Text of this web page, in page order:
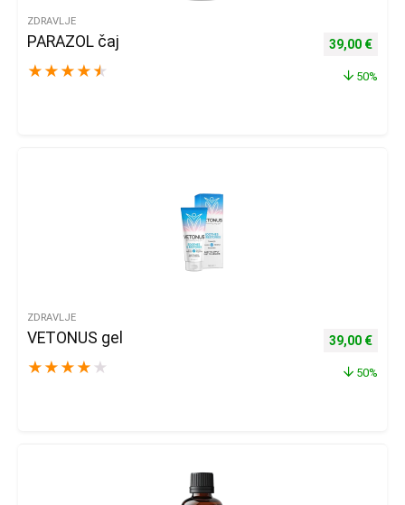
ZDRAVLJE
PARAZOL čaj
★ ★ ★ ★ ★
Izvorna
39,00 €
50%
ZDRAVLJE
VETONUS gel
★ ★ ★ ★ ★
Izvorna
39,00 €
50%